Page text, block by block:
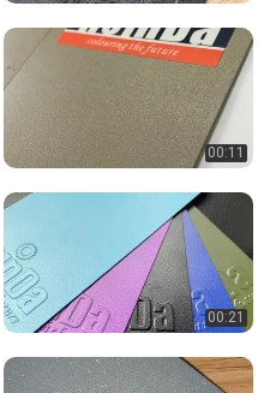
00:11
00:21